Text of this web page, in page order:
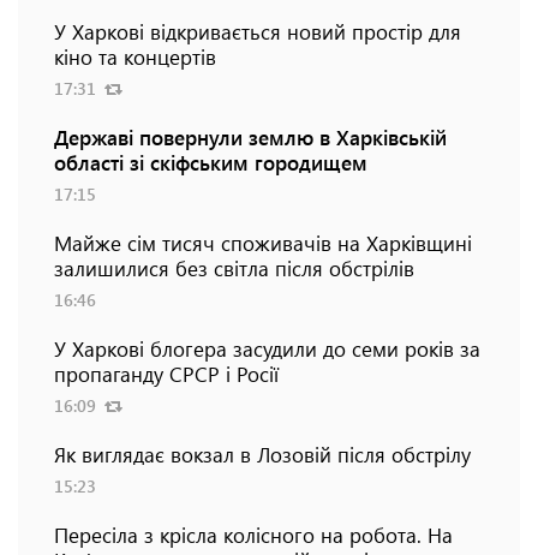
У Харкові відкривається новий простір для
кіно та концертів
17:31
Державі повернули землю в Харківській
області зі скіфським городищем
17:15
Майже сім тисяч споживачів на Харківщині
залишилися без світла після обстрілів
16:46
У Харкові блогера засудили до семи років за
пропаганду СРСР і Росії
16:09
Як виглядає вокзал в Лозовій після обстрілу
15:23
Пересіла з крісла колісного на робота. На